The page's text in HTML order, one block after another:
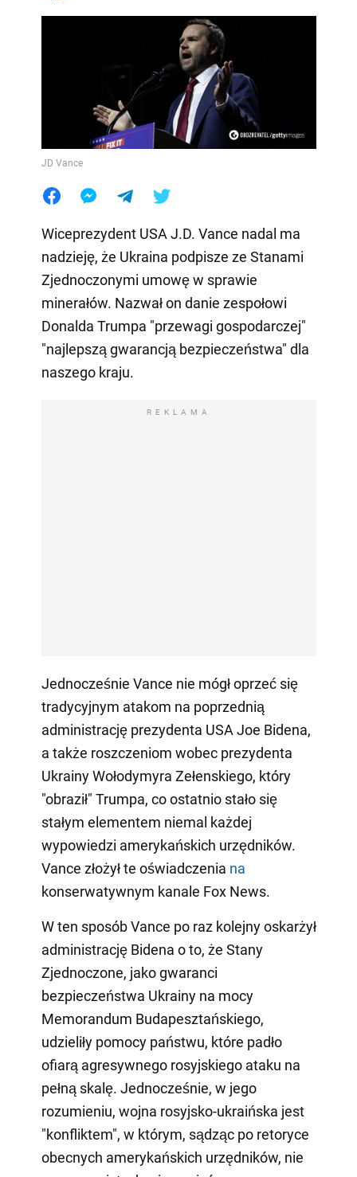
JD Vance
Wiceprezydent USA J.D. Vance nadal ma
nadzieję, że Ukraina podpisze ze Stanami
Zjednoczonymi umowę w sprawie
minerałów. Nazwał on danie zespołowi
Donalda Trumpa "przewagi gospodarczej"
"najlepszą gwarancją bezpieczeństwa" dla
naszego kraju.
REKLAMA
Jednocześnie Vance nie mógł oprzeć się
tradycyjnym atakom na poprzednią
administrację prezydenta USA Joe Bidena,
a także roszczeniom wobec prezydenta
Ukrainy Wołodymyra Zełenskiego, który
"obraził" Trumpa, co ostatnio stało się
stałym elementem niemal każdej
wypowiedzi amerykańskich urzędników.
Vance złożył te oświadczenia na
konserwatywnym kanale Fox News.
W ten sposób Vance po raz kolejny oskarżył
administrację Bidena o to, że Stany
Zjednoczone, jako gwaranci
bezpieczeństwa Ukrainy na mocy
Memorandum Budapesztańskiego,
udzieliły pomocy państwu, które padło
ofiarą agresywnego rosyjskiego ataku na
pełną skalę. Jednocześnie, w jego
rozumieniu, wojna rosyjsko-ukraińska jest
"konfliktem", w którym, sądząc po retoryce
obecnych amerykańskich urzędników, nie